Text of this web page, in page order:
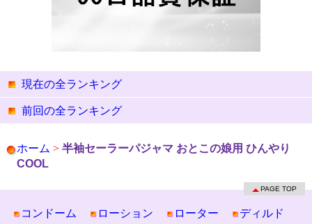
現在の全ランキング
前回の全ランキング
ホーム > 半袖セーラーパジャマ おとこの娘用 ひんやり
COOL
PAGE TOP
コンドーム ローション ローター
ディルド